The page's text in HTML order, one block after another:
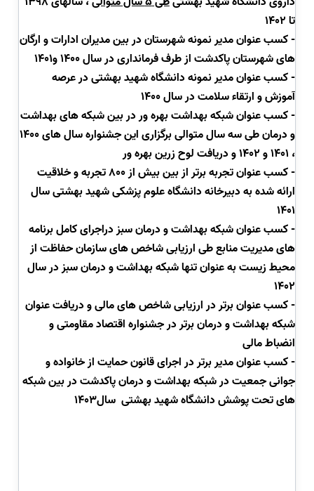
تا
- کسب عنوان مدیر نمونه شهرستان در بین مدیران ادارات و ارگان
های شهرستان پاکدشت از طرف فرمانداری در سال 1400
و1401
- کسب عنوان مدیر نمونه دانشگاه شهید بهشتی در عرصه
آموزش و ارتقاء سلامت در سال 1400
- کسب عنوان شبکه بهداشت بهره ور در بین شبکه های بهداشت
و درمان طی سه سال متوالی برگزاری این جشنواره سال های 1400
، 1401 و 1402 و دریافت لوح زرین بهره ور
- کسب عنوان تجربه برتر از بین بیش از 800 تجربه و خلاقیت
ارائه شده به دبیرخانه دانشگاه علوم پزشکی شهید بهشتی سال
1401
- کسب عنوان شبکه بهداشت و درمان سبز دراجرای کامل برنامه
های مدیریت منابع طی ارزیابی شاخص های سازمان حفاظت از
محیط زیست به عنوان تنها شبکه بهداشت و درمان سبز در سال
1402
- کسب عنوان برتر در ارزیابی شاخص های مالی و دریافت عنوان
شبکه بهداشت و درمان برتر در جشنواره اقتصاد مقاومتی و
انضباط مالی
- کسب عنوان مدیر برتر در اجرای قانون حمایت از خانواده و
جوانی جمعیت در شبکه بهداشت و درمان پاکدشت در بین شبکه
های تحت پوشش دانشگاه شهید بهشتی سال1403